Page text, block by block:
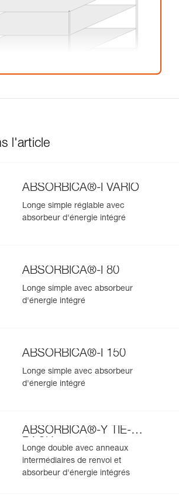
l'article
ABSORBICA®-I VARIO
Longe simple réglable avec
absorbeur d'énergie intégré
ABSORBICA®-I 80
Longe simple avec absorbeur
d'énergie intégré
ABSORBICA®-I 150
Longe simple avec absorbeur
d'énergie intégré
ABSORBICA®-Y TIE-
BACK
Longe double avec anneaux
intermédiaires de renvoi et
absorbeur d'énergie intégrés